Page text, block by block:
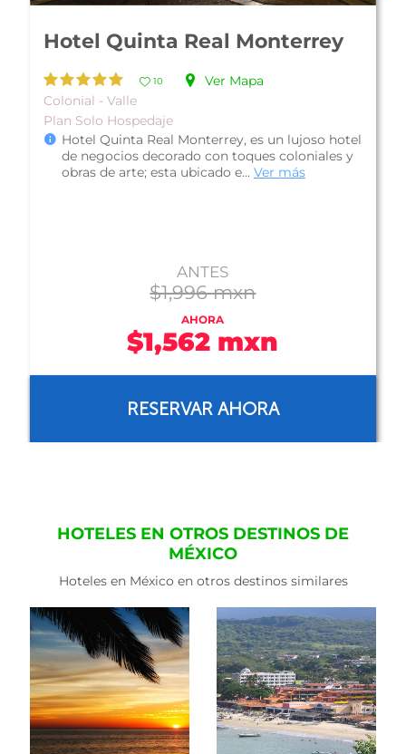
Hotel Novotel Monterrey Valle
10
Ver Mapa
Acepta mascotas - Valle
Hotel Novotel Monterrey Valle, esta localizado
en el distrito financiero Valle Oriente en San
Pedro Garza García, un sitio...Ver más
ANTES
$938 mxn
AHORA
$815 mxn
RESERVAR AHORA
HOTELES EN OTROS DESTINOS DE
MÉXICO
Hoteles en México en otros destinos similares